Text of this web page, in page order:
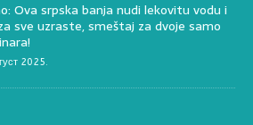
Ova srpska banja nudi lekovitu vodu i
sve uzraste, smeštaj za dvoje samo
2025.